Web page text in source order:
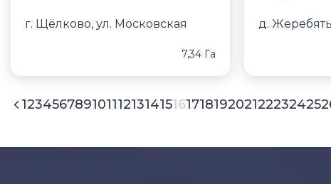
г. Щёлково, ул. Московская
7,34 Га
д.
12345678910111213141516171819202122232425